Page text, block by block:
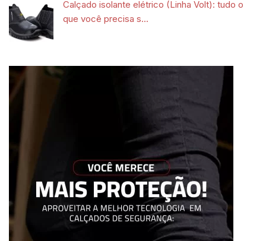
Calçado isolante elétrico (Linha Volt): tudo o
que você precisa s...